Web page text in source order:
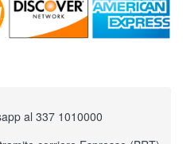
al 337 1010000